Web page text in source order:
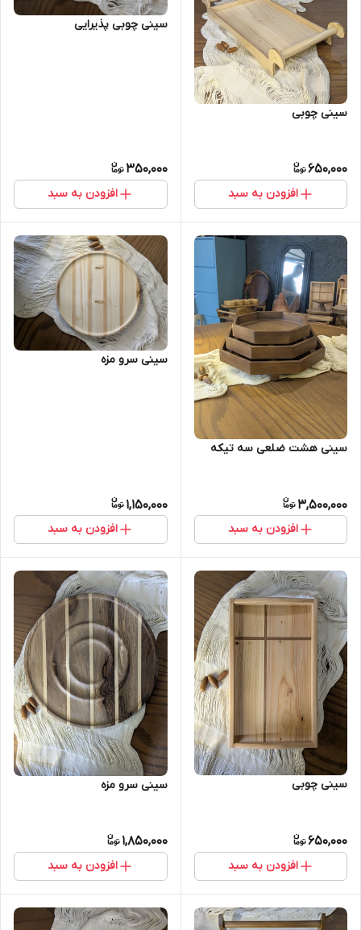
سینی چوبی
650,000
افزودن به سبد
سینی چوبی پذیرایی
350,000
افزودن به سبد
سینی هشت ضلعی سه تیکه
3,500,000
افزودن به سبد
سینی سرو مزه
1,150,000
افزودن به سبد
سینی چوبی
650,000
افزودن به سبد
سینی سرو مزه
1,850,000
افزودن به سبد